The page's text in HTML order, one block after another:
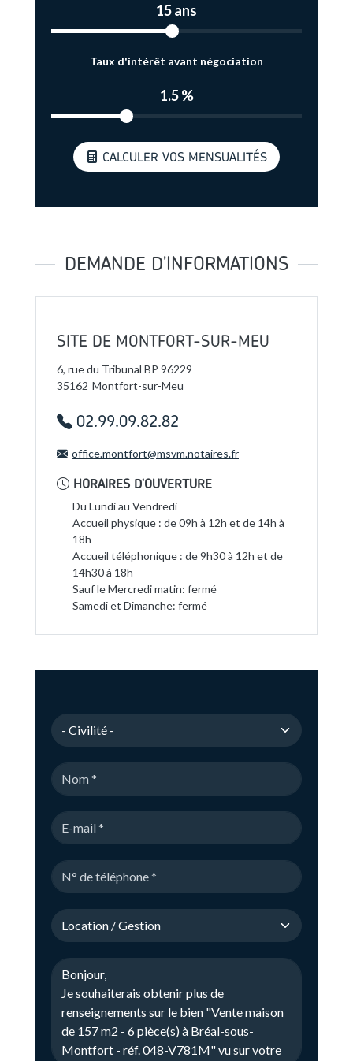
15 ans
Taux d'intérêt avant négociation
1.5 %
CALCULER VOS MENSUALITÉS
DEMANDE D'INFORMATIONS
SITE DE MONTFORT-SUR-MEU
6, rue du Tribunal BP 96229
35162 Montfort-sur-Meu
02.99.09.82.82
office.montfort@msvm.notaires.fr
HORAIRES D'OUVERTURE
Du Lundi au Vendredi
Accueil physique : de 09h à 12h et de 14h à
18h
Accueil téléphonique : de 9h30 à 12h et de
14h30 à 18h
Sauf le Mercredi matin: fermé
Samedi et Dimanche: fermé